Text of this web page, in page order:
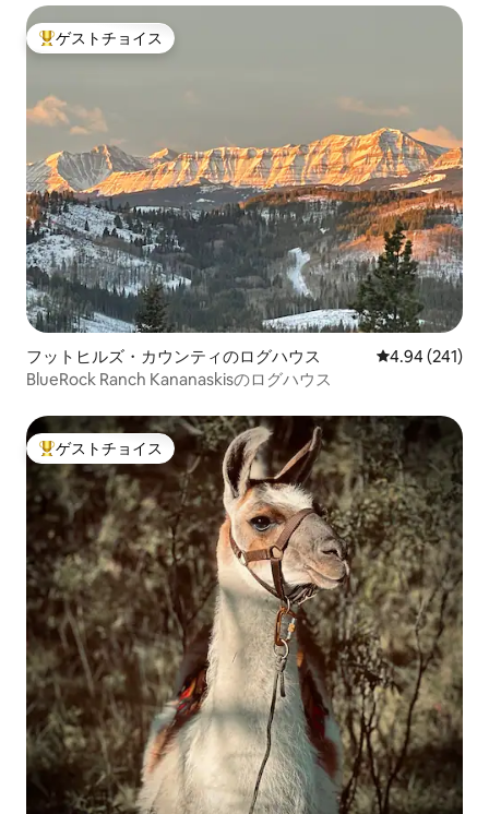
大好評のゲストチョイスです。
ゲストチョイス
フットヒルズ・カウンティのログハウス レビュー241
4.94 (241)
BlueRock Ranch Kananaskisのログハウス
大好評のゲストチョイスです。
ゲストチョイス